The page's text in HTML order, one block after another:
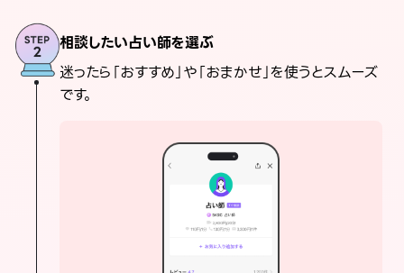
相談したい占い師を選ぶ
迷ったら「おすすめ」や「おまかせ」を使うとスムーズ
です。